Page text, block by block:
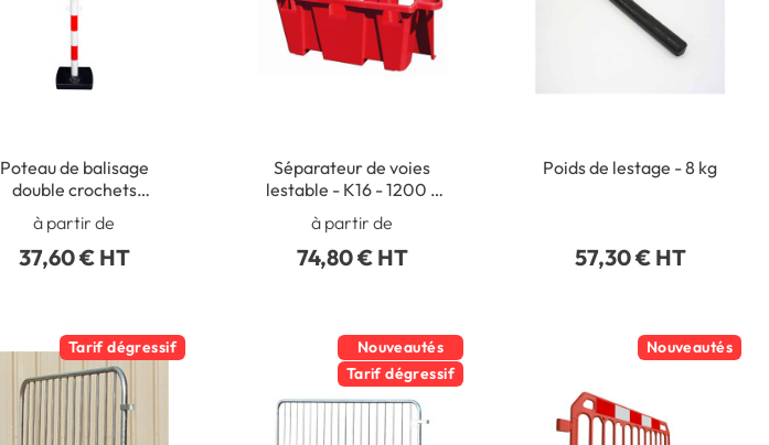
Poteau de balisage
double crochets
intermédiaires
à partir de
37,60 € HT
Séparateur de voies
lestable - K16 - 1200 x
505 mm
à partir de
74,80 € HT
Poids de lestage - 8 kg
57,30 € HT
Tarif dégressif
Nouveautés
Tarif dégressif
Nouveautés